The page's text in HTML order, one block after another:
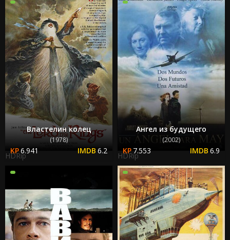
Властелин колец
(1978)
6.941 6.2
HDRip
Ангел из будущего
(2002)
7.553 6.9
HDRip